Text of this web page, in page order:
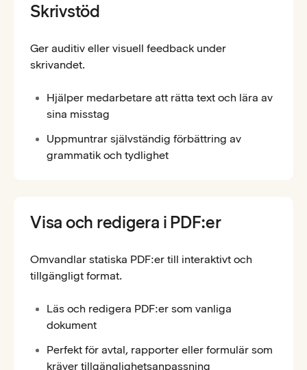
Skrivstöd
Ger auditiv eller visuell feedback under
skrivandet.
Hjälper medarbetare att rätta text och lära av
sina misstag
Uppmuntrar självständig förbättring av
grammatik och tydlighet
Visa och redigera i PDF:er
Omvandlar statiska PDF:er till interaktivt och
tillgängligt format.
Läs och redigera PDF:er som vanliga
dokument
Perfekt för avtal, rapporter eller formulär som
kräver tillgänglighetsanpassning